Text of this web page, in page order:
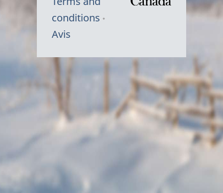
conditions
Avis
Symbole
Canada